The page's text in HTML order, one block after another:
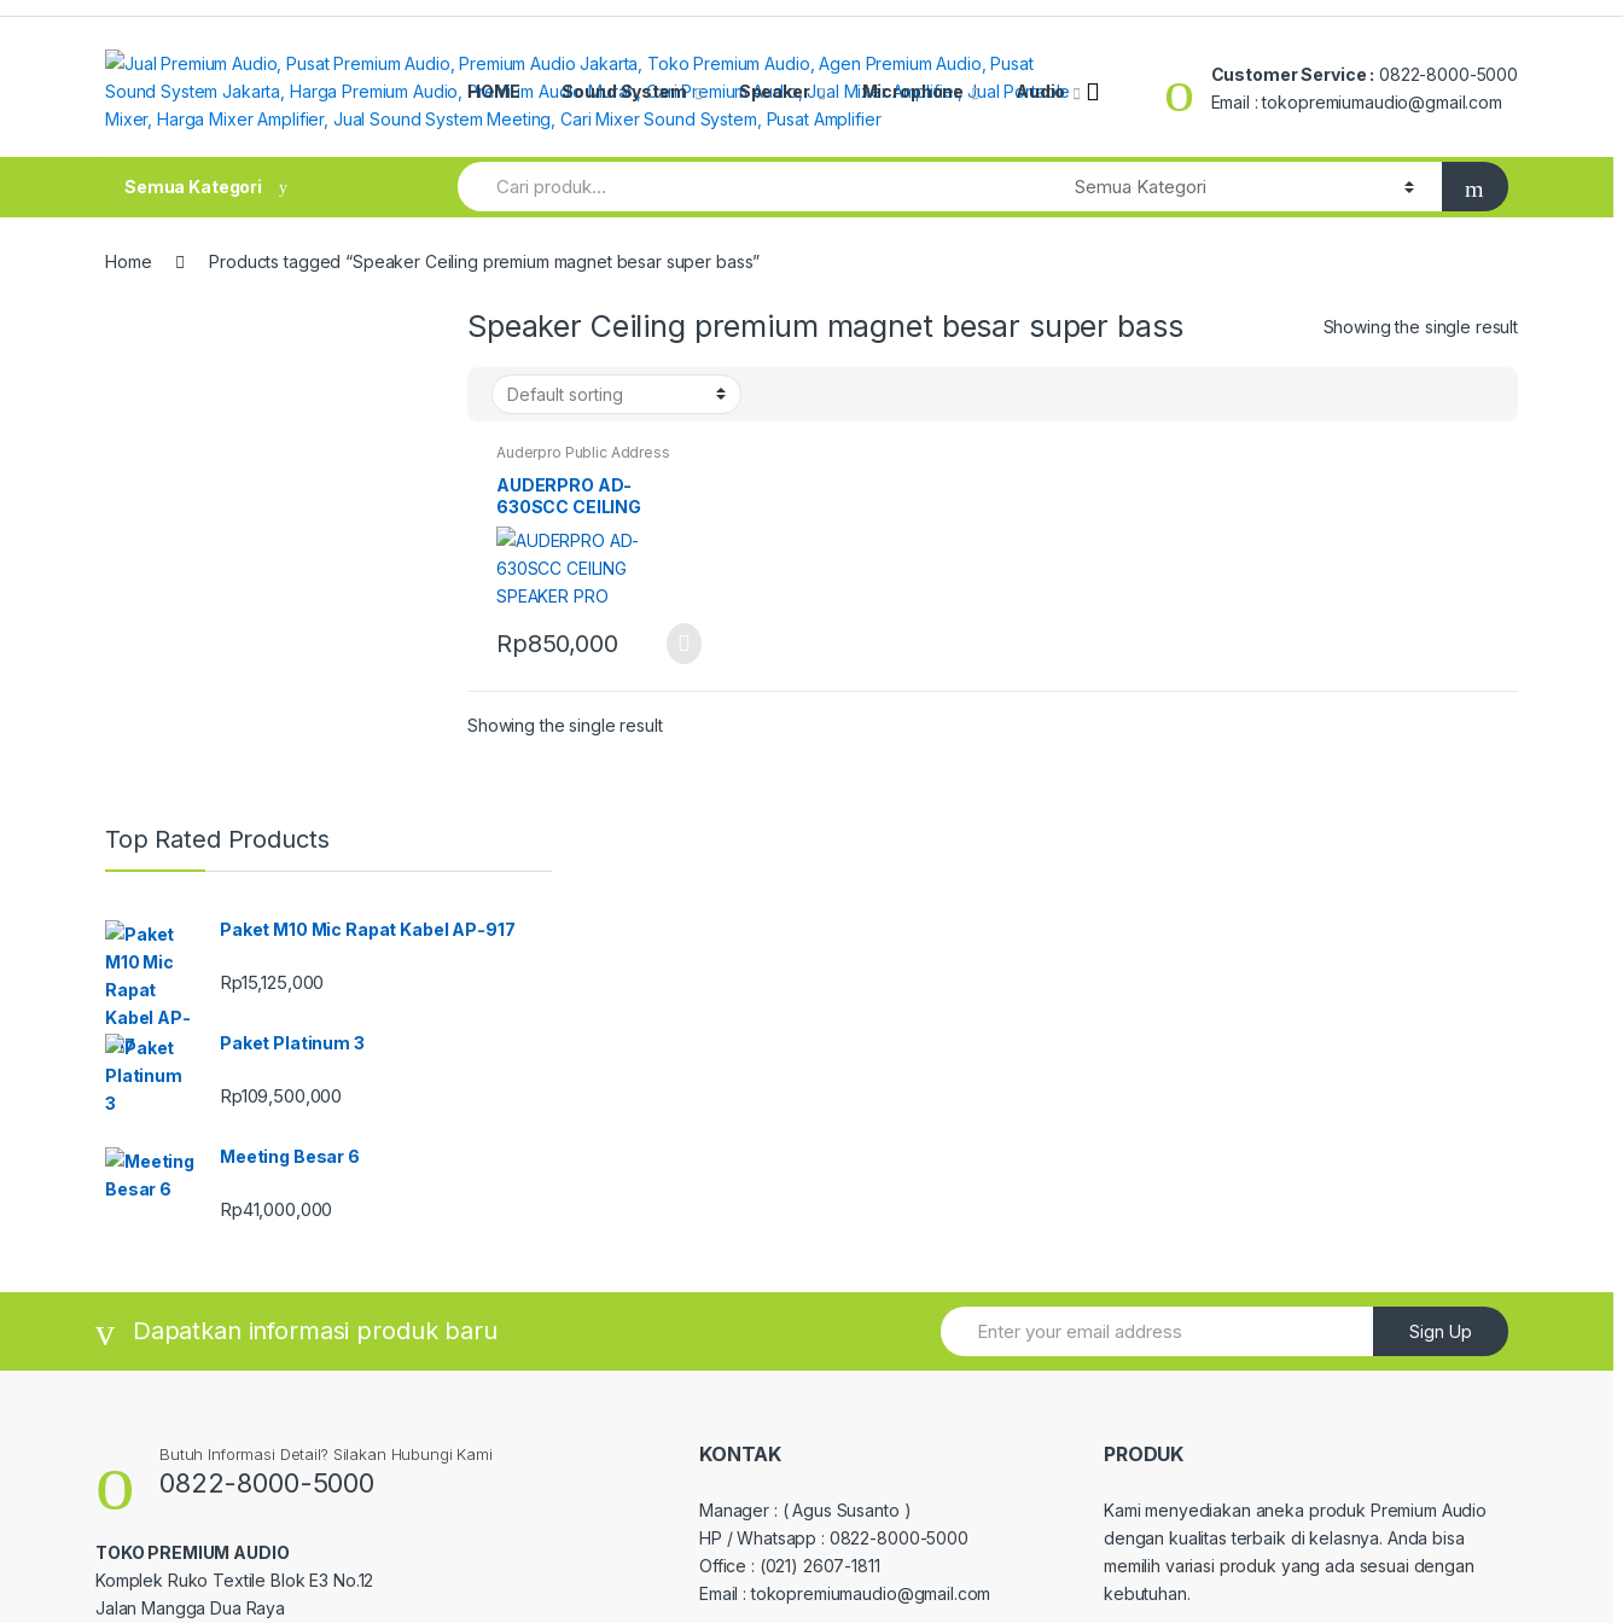
Skip
Skip
HOME
Sound System Speaker Microphone Audio
Customer Service : 0822-8000-5000
Email : tokopremiumaudio@gmail.com
Semua Kategori
Search
for:
Home Products tagged “Speaker Ceiling premium magnet besar super bass”
Speaker Ceiling premium magnet besar super bass Showing the single result
Auderpro Public Address
AUDERPRO AD-
630SCC CEILING
SPEAKER PRO
Rp850,000
Showing the single result
Top Rated Products
Paket M10 Mic Rapat Kabel AP-917
Rp15,125,000
Paket Platinum 3
Rp109,500,000
Meeting Besar 6
Rp41,000,000
Dapatkan informasi produk baru Sign Up
Butuh Informasi Detail? Silakan Hubungi Kami
0822-8000-5000
TOKO PREMIUM AUDIO
Komplek Ruko Textile Blok E3 No.12
Jalan Mangga Dua Raya
KONTAK
Manager : ( Agus Susanto )
HP / Whatsapp : 0822-8000-5000
Office : (021) 2607-1811
Email : tokopremiumaudio@gmail.com
PRODUK
Kami menyediakan aneka produk Premium Audio
dengan kualitas terbaik di kelasnya. Anda bisa
memilih variasi produk yang ada sesuai dengan
kebutuhan.